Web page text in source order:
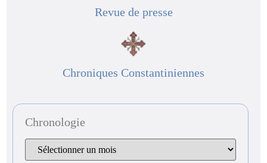
Revue de presse
Chroniques Constantiniennes
Chronologie